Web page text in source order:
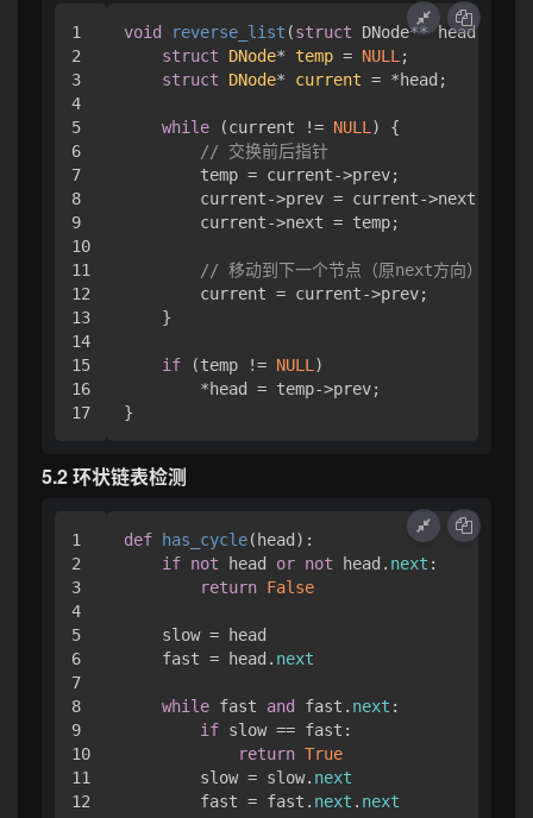
1
2
3
4
5
6
7
8
9
10
11
12
13
14
15
16
void reverse_list (struct DNode** head)
struct
DNode* temp = NULL ;
struct
DNode* current = *head;
while (current != NULL ) {
// 交换前后指针
        temp = current->prev;
        current->prev = current->next;
        current->next = temp;
// 移动到下一个节点（原next方向）
        current = current->prev;
    }
if (temp != NULL )
        *head = temp->prev;
5.2 环状链表检测
1
2
3
4
5
6
7
8
9
10
11
12
def has_cycle(head):
if not head or not head. next :
return False
    slow = head
    fast = head.
next
while fast and fast. next :
if slow == fast:
return True
        slow = slow.
next
        fast = fast.
next . next